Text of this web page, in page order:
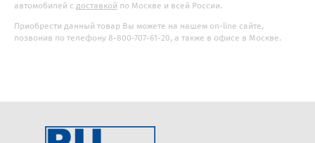
автомобилей с доставкой по Москве и всей России.
Приобрести данный товар Вы можете на нашем on-line сайте,
позвонив по телефону 8-800-707-61-20, а также в офисе в Москве.